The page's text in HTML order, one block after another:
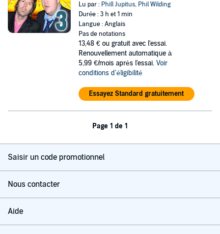
Lu par : Phill Jupitus, Phil Wilding
Durée : 3 h et 1 min
Langue : Anglais
Pas de notations
13,48 € ou gratuit avec l'essai.
Renouvellement automatique à
5,99 €/mois après l'essai. Voir
conditions d'éligibilité
Essayez Standard gratuitement
Page 1 de 1
Saisir un code promotionnel
Nous contacter
Aide